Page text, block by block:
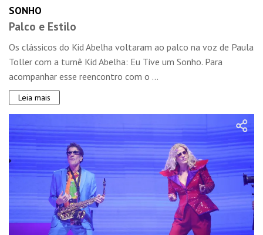
SONHO
Palco e Estilo
Os clássicos do Kid Abelha voltaram ao palco na voz de Paula
Toller com a turnê Kid Abelha: Eu Tive um Sonho. Para
acompanhar esse reencontro com o ...
Leia mais